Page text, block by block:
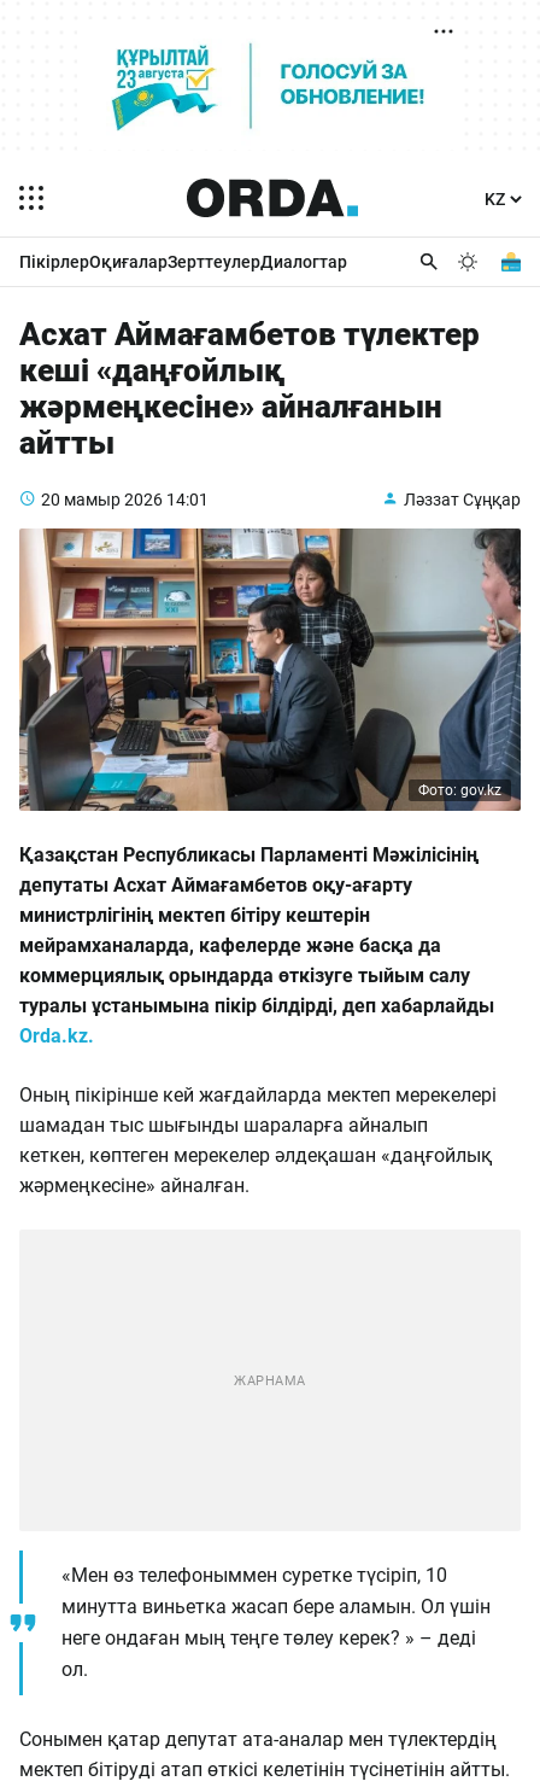
ПікірлерОқиғаларЗерттеулерДиалогтар
Асхат Аймағамбетов түлектер
кеші «даңғойлық
жәрмеңкесіне» айналғанын
айтты
20 мамыр 2026 14:01 Ләззат Сұңқар
Фото: gov.kz
Қазақстан Республикасы Парламенті Мәжілісінің
депутаты Асхат Аймағамбетов оқу-ағарту
министрлігінің мектеп бітіру кештерін
мейрамханаларда, кафелерде және басқа да
коммерциялық орындарда өткізуге тыйым салу
туралы ұстанымына пікір білдірді, деп хабарлайды
Orda.kz.
Оның пікірінше кей жағдайларда мектеп мерекелері
шамадан тыс шығынды шараларға айналып
кеткен, көптеген мерекелер әлдеқашан «даңғойлық
жәрмеңкесіне» айналған.
«Мен өз телефоныммен суретке түсіріп, 10
минутта виньетка жасап бере аламын. Ол үшін
неге ондаған мың теңге төлеу керек? » – деді
ол.
Сонымен қатар депутат ата-аналар мен түлектердің
мектеп бітіруді атап өткісі келетінін түсінетінін айтты.